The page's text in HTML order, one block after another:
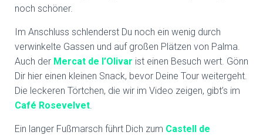
noch schöner.
Im Anschluss schlenderst Du noch ein wenig durch
verwinkelte Gassen und auf großen Plätzen von Palma.
Auch der Mercat de l’Olivar ist einen Besuch wert. Gönn
Dir hier einen kleinen Snack, bevor Deine Tour weitergeht.
Die leckeren Törtchen, die wir im Video zeigen, gibt’s im
Café Rosevelvet.
Ein langer Fußmarsch führt Dich zum Castell de